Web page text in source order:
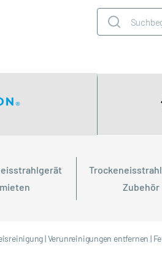
mieten
Zubehör
|Verunreinigungen entfernen |